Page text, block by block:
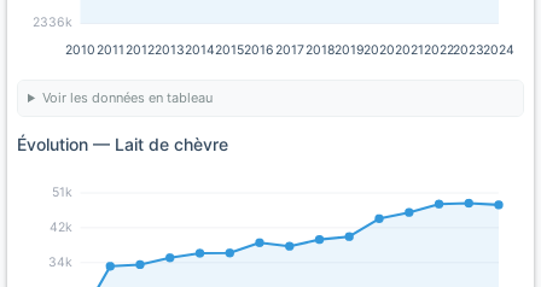
2336k
201020112012201320142015201620172018201920202021202220232024
Voir les données en tableau
Évolution — Lait de chèvre
34k
42k
51k